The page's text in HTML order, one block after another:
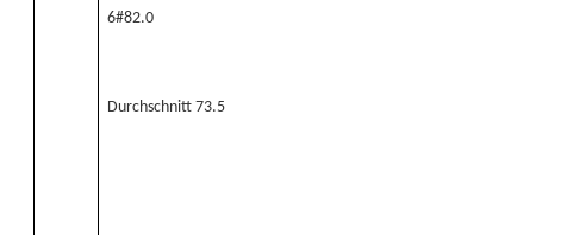
6#82.0
Durchschnitt 73.5